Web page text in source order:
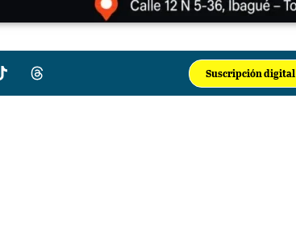
Suscripción digital